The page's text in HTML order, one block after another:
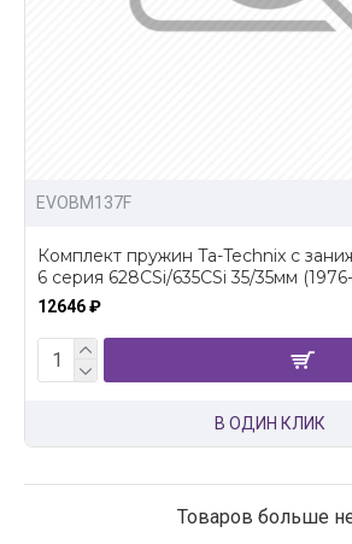
EVOBM137F
Комплект пружин Ta-Technix с
6 серия 628CSi/635CSi 35/35мм
12646 ₽
В ОДИН КЛИК
Товаров больше